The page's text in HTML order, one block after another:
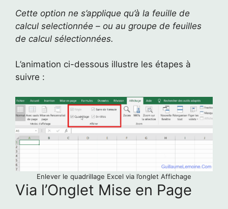
Cette option ne s’applique qu’à la feuille de
calcul selectionnée – ou au groupe de feuilles
de calcul sélectionnées.
L’animation ci-dessous illustre les étapes à
suivre :
Enlever le quadrillage Excel via l’onglet Affichage
Via l’Onglet Mise en Page